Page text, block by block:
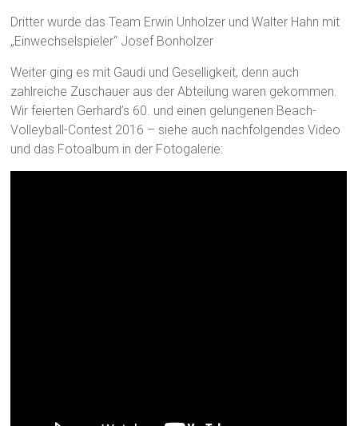
Dritter wurde das Team Erwin Unholzer und Walter Hahn mit
„Einwechselspieler“ Josef Bonholzer
Weiter ging es mit Gaudi und Geselligkeit, denn auch
zahlreiche Zuschauer aus der Abteilung waren gekommen.
Wir feierten Gerhard’s 60. und einen gelungenen Beach-
Volleyball-Contest 2016 – siehe auch nachfolgendes Video
und das Fotoalbum in der Fotogalerie: